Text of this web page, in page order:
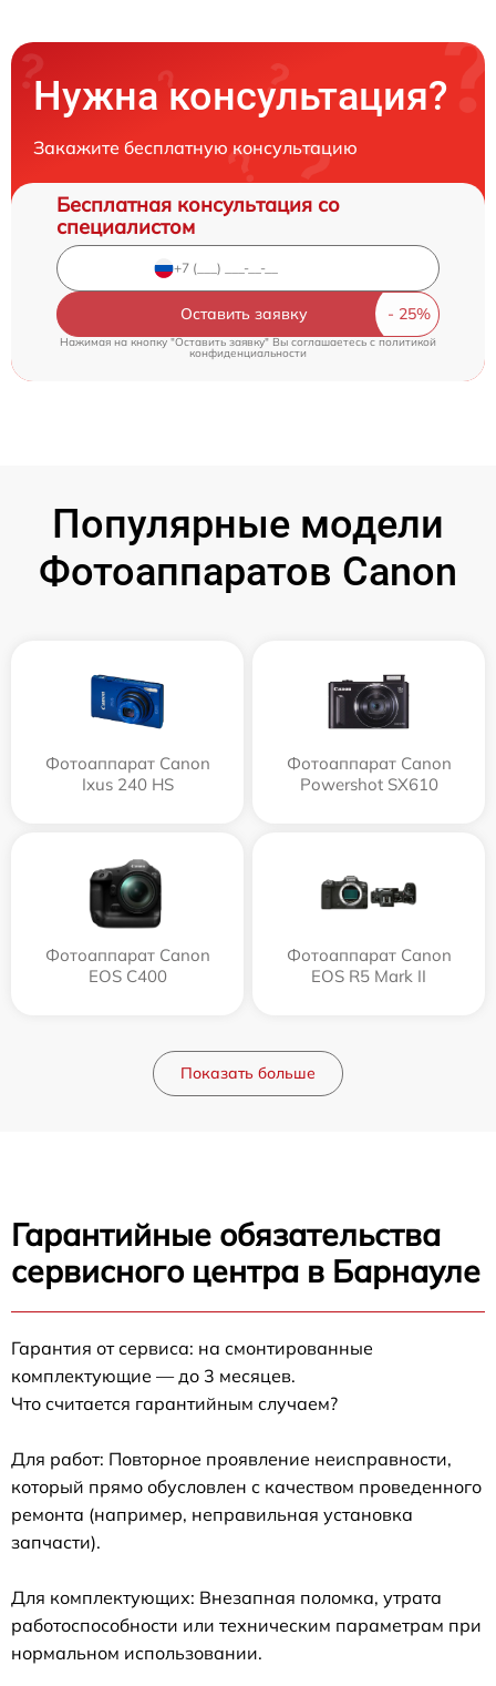
Нужна консультация?
Закажите бесплатную консультацию
Бесплатная консультация со
специалистом
Оставить заявку
Нажимая на кнопку "Оставить заявку" Вы соглашаетесь cполитикой
конфиденциальности
Популярные модели
Фотоаппаратов Canon
Фотоаппарат Canon
Ixus 240 HS
Фотоаппарат Canon
Powershot SX610
Фотоаппарат Canon
EOS C400
Фотоаппарат Canon
EOS R5 Mark II
Показать больше
Гарантийные обязательства
сервисного центра в Барнауле
Гарантия от сервиса: на смонтированные
комплектующие — до 3 месяцев.
Что считается гарантийным случаем?
Для работ: Повторное проявление неисправности,
который прямо обусловлен с качеством проведенного
ремонта (например, неправильная установка
запчасти).
Для комплектующих: Внезапная поломка, утрата
работоспособности или техническим параметрам при
нормальном использовании.